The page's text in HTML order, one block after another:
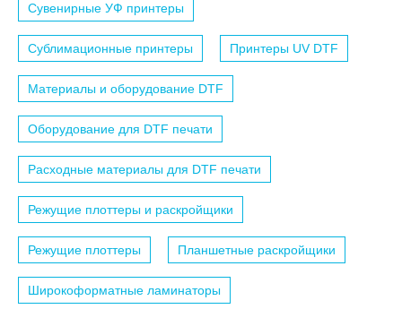
Сувенирные УФ принтеры
Сублимационные принтеры Принтеры UV DTF
Материалы и оборудование DTF
Оборудование для DTF печати
Расходные материалы для DTF печати
Режущие плоттеры и раскройщики
Режущие плоттеры Планшетные раскройщики
Широкоформатные ламинаторы